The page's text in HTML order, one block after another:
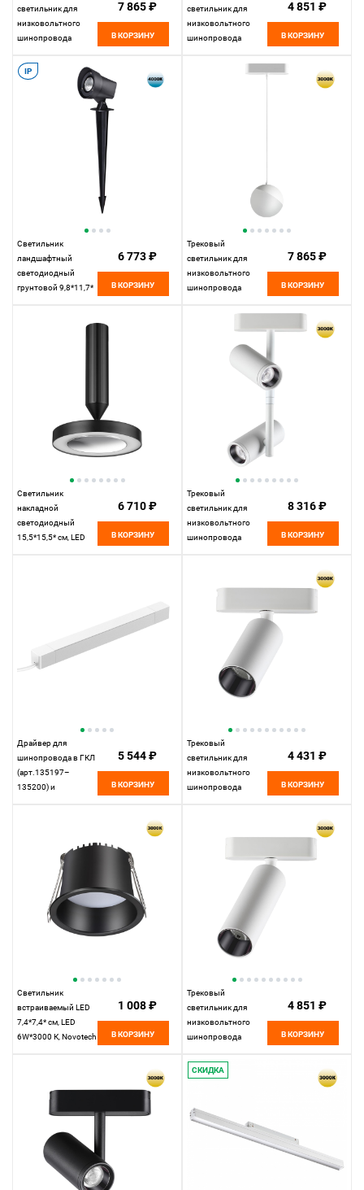
светильник для
низковольтного
шинопровода
10W*3000 К,
Novotech Shino Smal,
7 865 ₽
В КОРЗИНУ
светильник для
низковольтного
шинопровода
4 851 ₽
В КОРЗИНУ
IP
Светильник
ландшафтный
светодиодный
грунтовой 9,8*11,7*
6 773 ₽
В КОРЗИНУ
Трековый
светильник для
низковольтного
шинопровода
Novotech Shino Smal,
белый, 359261
7 865 ₽
В КОРЗИНУ
Светильник
накладной
светодиодный
15,5*15,5* см, LED
6 710 ₽
В КОРЗИНУ
Трековый
светильник для
низковольтного
шинопровода
8 316 ₽
В КОРЗИНУ
Драйвер для
шинопровода в ГКЛ
(арт.135197–
135200) и
25,9*2,5* см, 200W*
К, Novotech Drive
Smal, белый, 359217
5 544 ₽
В КОРЗИНУ
Трековый
светильник для
низковольтного
шинопровода
4 431 ₽
В КОРЗИНУ
Светильник
встраиваемый LED
7,4*7,4* см, LED
6W*3000 К, Novotech
1 008 ₽
В КОРЗИНУ
Трековый
светильник для
низковольтного
шинопровода
15W*3000 К,
Novotech Shino Smal,
4 851 ₽
В КОРЗИНУ
СКИДКА